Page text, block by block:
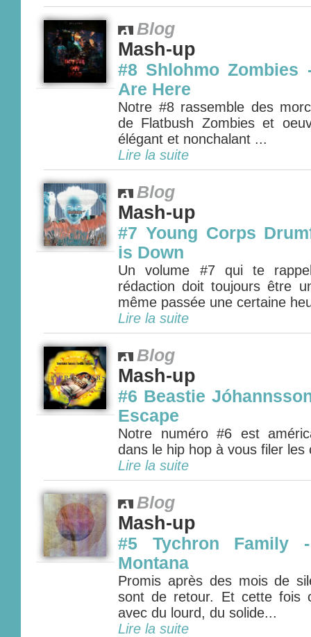
Blog
Mash-up
#8 Shlohmo Zombies
Are Here
Notre #8 rassemble des
de Flatbush Zombies et
élégant et nonchalant ...
Lire la suite
Blog
Mash-up
#7 Young Corps
is Down
Un volume #7 qui te
rédaction doit toujours être
même passée une certaine
Lire la suite
Blog
Mash-up
#6 Beastie
Escape
Notre numéro #6 est
dans le hip hop à vous filer les
Lire la suite
Blog
Mash-up
#5 Tychron Family
Montana
Promis après des mois de
sont de retour. Et cette fois
avec du lourd, du solide...
Lire la suite